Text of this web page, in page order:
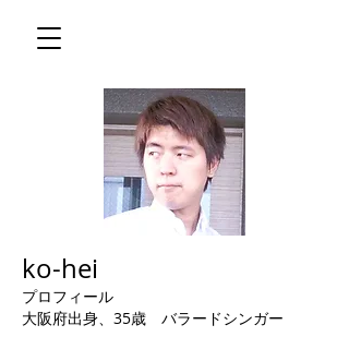
ko-hei
プロフィール
大阪府出身、35歳 バラードシンガー